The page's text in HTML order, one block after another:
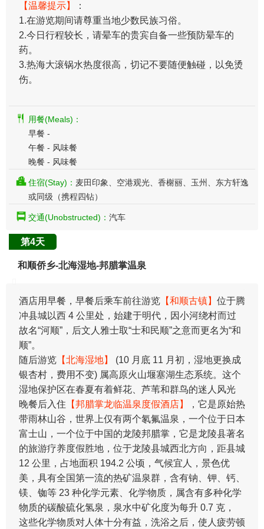
【温馨提示】
：
1.在游览期间请尊重当地少数民族习俗。
2.今日行程较长，请晕车的贵宾自备一些预防晕车的
药。
3.热海大滚锅水热度很高，切记不要随便触碰，以免烫
伤。
用餐(Meals)：
早餐 -
午餐 - 风味餐
晚餐 - 风味餐
住宿(Stay)： 麦田印象、空港观光、香榭丽、玉州、东方轩逸
或同级（携程四钻）
交通(Unobstructed)： 汽车
第4天
和顺侨乡-北海湿地-邦腊掌温泉
酒店用早餐，早餐后乘车前往游览 【和顺古镇】 位于腾
冲县城以西 4 公里处，始建于明代，因小河绕村而过
故名“河顺”，后文人雅士取“士和民顺”之意而更名为“和
顺”。
随后游览 【北海湿地】
(10 月底 11 月初，湿地更换成
银杏村，费用不变) 属高原火山堰塞湖生态系统。这个
湿地保护区在春夏有着鲜花、芦苇和群鸟的迷人风光
晚餐后入住 【邦腊掌龙临温泉度假酒店】
，它是原始热
带雨林山谷，世界上仅有两个氡氟温泉，一个位于日本
富士山，一个位于中国的龙陵邦腊掌，它是龙陵县著名
的旅游疗养度假胜地，位于龙陵县城西北方向，距县城
12 公里，占地面积 194.2 公顷，气候宜人，景色优
美，具有全国第一流的热矿温泉群，含有钠、钾、钙、
镁、铷等 23 种化学元素、化学物质，属含有多种化学
物质的碳酸硫化氢泉，泉水中矿化度为每升 0.7 克，
这些化学物质对人体十分有益，洗浴之后，使人疲劳顿